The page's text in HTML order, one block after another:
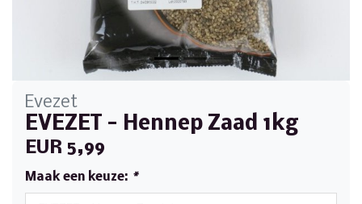
Evezet
EVEZET - Hennep Zaad 1kg
EUR 5,99
Maak een keuze: *